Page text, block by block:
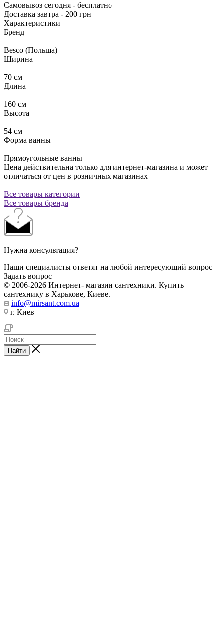
Самовывоз сегодня - бесплатно
Доставка завтра - 200 грн
Характеристики
Бренд
—
Besco (Польша)
Ширина
—
70 см
Длина
—
160 см
Высота
—
54 см
Форма ванны
—
Прямоугольные ванны
Цена действительна только для интернет-магазина и может
отличаться от цен в розничных магазинах
Все товары категории
Все товары бренда
Нужна консультация?
Наши специалисты ответят на любой интересующий вопрос
Задать вопрос
© 2006-2026 Интернет- магазин сантехники. Купить
сантехнику в Харькове, Киеве.
info@mirsant.com.ua
г. Киев
Найти